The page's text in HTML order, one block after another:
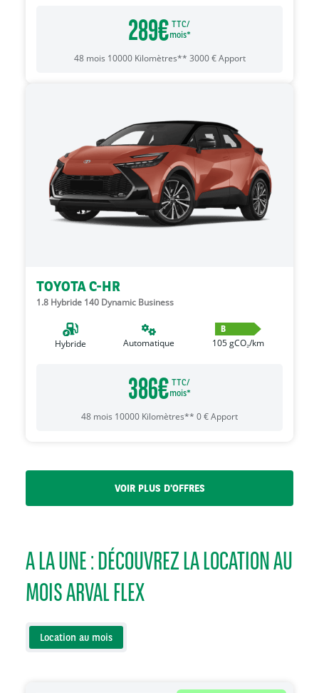
289€ TTC/
mois*
48 mois 10000 Kilomètres** 3000 € Apport
TOYOTA C-HR
1.8 Hybride 140 Dynamic Business
Hybride Automatique
B
105gCO₂/km
386€ TTC/
mois*
48 mois 10000 Kilomètres** 0€Apport
VOIR PLUS D'OFFRES
A LA UNE : DÉCOUVREZ LA LOCATION AU
MOIS ARVAL FLEX
Location au mois